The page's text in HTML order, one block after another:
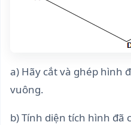
a) Hãy cắt và ghép hình
vuông.
b) Tính diện tích hình đã